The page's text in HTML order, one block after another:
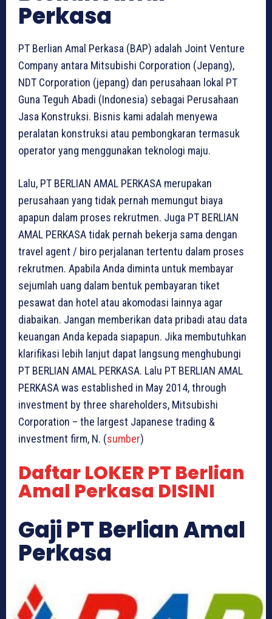
Perkasa
PT Berlian Amal Perkasa (BAP) adalah Joint Venture
Company antara Mitsubishi Corporation (Jepang),
NDT Corporation (jepang) dan perusahaan lokal PT
Guna Teguh Abadi (Indonesia) sebagai Perusahaan
Jasa Konstruksi. Bisnis kami adalah menyewa
peralatan konstruksi atau pembongkaran termasuk
operator yang menggunakan teknologi maju.
Lalu, PT BERLIAN AMAL PERKASA merupakan
perusahaan yang tidak pernah memungut biaya
apapun dalam proses rekrutmen. Juga PT BERLIAN
AMAL PERKASA tidak pernah bekerja sama dengan
travel agent / biro perjalanan tertentu dalam proses
rekrutmen. Apabila Anda diminta untuk membayar
sejumlah uang dalam bentuk pembayaran tiket
pesawat dan hotel atau akomodasi lainnya agar
diabaikan. Jangan memberikan data pribadi atau data
keuangan Anda kepada siapapun. Jika membutuhkan
klarifikasi lebih lanjut dapat langsung menghubungi
PT BERLIAN AMAL PERKASA. Lalu PT BERLIAN AMAL
PERKASA was established in May 2014, through
investment by three shareholders, Mitsubishi
Corporation – the largest Japanese trading &
investment firm, N. (sumber)
Daftar LOKER PT Berlian
Amal Perkasa DISINI
Gaji PT Berlian Amal
Perkasa